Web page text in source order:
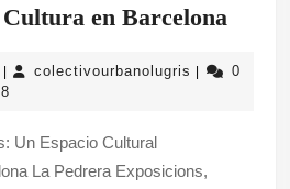
en Barcelona
18
colectivourbanolugris
0
Un Espacio Cultural
La Pedrera Exposicions,